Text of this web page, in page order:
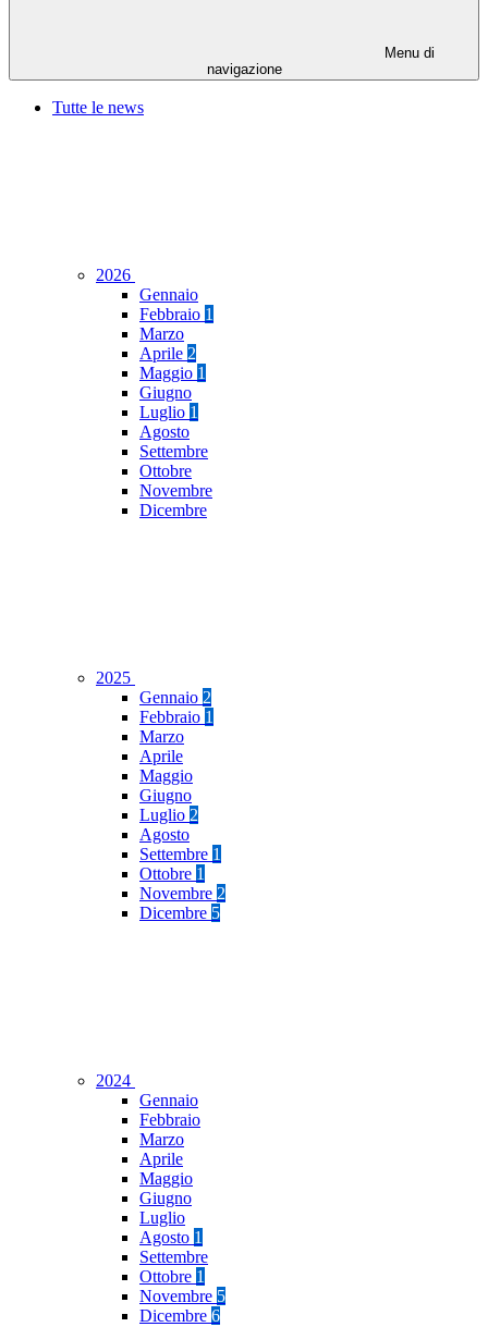
Menu di
navigazione
Tutte le news
2026
Gennaio
Febbraio 1
Marzo
Aprile 2
Maggio 1
Giugno
Luglio 1
Agosto
Settembre
Ottobre
Novembre
Dicembre
2025
Gennaio 2
Febbraio 1
Marzo
Aprile
Maggio
Giugno
Luglio 2
Agosto
Settembre 1
Ottobre 1
Novembre 2
Dicembre 5
2024
Gennaio
Febbraio
Marzo
Aprile
Maggio
Giugno
Luglio
Agosto 1
Settembre
Ottobre 1
Novembre 5
Dicembre 6